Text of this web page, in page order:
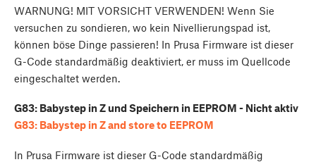
WARNUNG! MIT VORSICHT VERWENDEN! Wenn Sie
versuchen zu sondieren, wo kein Nivellierungspad ist,
können böse Dinge passieren! In Prusa Firmware ist dieser
G-Code standardmäßig deaktiviert, er muss im Quellcode
eingeschaltet werden.
G83: Babystep in Z und Speichern in EEPROM - Nicht aktiv
G83: Babystep in Z and store to EEPROM
In Prusa Firmware ist dieser G-Code standardmäßig